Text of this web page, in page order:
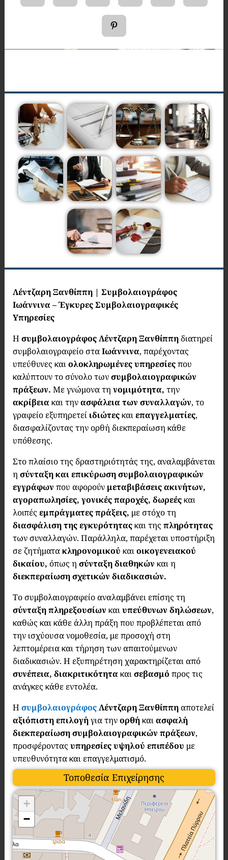
Λέντζαρη Ξανθίππη | Συμβολαιογράφος
Ιωάννινα – Έγκυρες Συμβολαιογραφικές
Υπηρεσίες
Η συμβολαιογράφος Λέντζαρη Ξανθίππηδιατηρεί
συμβολαιογραφείο σταΙωάννινα, παρέχοντας
υπεύθυνες καιολοκληρωμένες υπηρεσίεςπου
καλύπτουν το σύνολο τωνσυμβολαιογραφικών
πράξεων. Με γνώμονα τη νομιμότητα, την
ακρίβειακαι τηνασφάλεια των συναλλαγών, το
γραφείο εξυπηρετεί ιδιώτεςκαιεπαγγελματίες,
διασφαλίζοντας την ορθή διεκπεραίωση κάθε
υπόθεσης.
Στο πλαίσιο της δραστηριότητάς της, αναλαμβάνεται
η σύνταξη και επικύρωση συμβολαιογραφικών
εγγράφων που αφορούνμεταβιβάσεις ακινήτων,
αγοραπωλησίες, γονικές παροχές, δωρεέςκαι
λοιπές εμπράγματες πράξεις, με στόχο τη
διασφάλιση της εγκυρότηταςκαι της πληρότητας
των συναλλαγών. Παράλληλα, παρέχεται υποστήριξη
σε ζητήματακληρονομικού καιοικογενειακού
δικαίου, όπως η σύνταξη διαθηκών και η
διεκπεραίωση σχετικών διαδικασιών.
Το συμβολαιογραφείο αναλαμβάνει επίσης τη
σύνταξη πληρεξουσίων καιυπεύθυνων δηλώσεων,
καθώς και κάθε άλλη πράξη που προβλέπεται από
την ισχύουσα νομοθεσία, με προσοχή στη
λεπτομέρεια και τήρηση των απαιτούμενων
διαδικασιών. Η εξυπηρέτηση χαρακτηρίζεται από
συνέπεια, διακριτικότητακαισεβασμό προς τις
ανάγκες κάθε εντολέα.
Η συμβολαιογράφοςΛέντζαρη Ξανθίππη αποτελεί
αξιόπιστη επιλογήγια τηνορθήκαιασφαλή
διεκπεραίωση συμβολαιογραφικών πράξεων,
προσφέροντας υπηρεσίες υψηλού επιπέδου με
υπευθυνότητα και επαγγελματισμό.
Τοποθεσία Επιχείρησης
+
−